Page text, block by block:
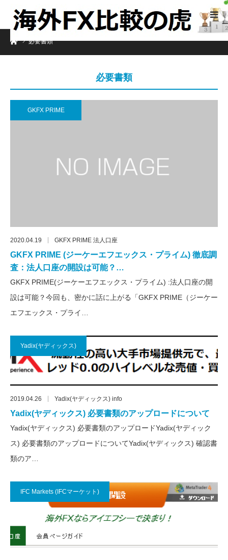
ホーム必要書類
必要書類
GKFX PRIME
2020.04.19 GKFX PRIME 法人口座
GKFX PRIME (ジーケーエフエックス・プライム) 徹底調
査：法人口座の開設は可能？…
GKFX PRIME(ジーケーエフエックス・プライム) :法人口座の開
設は可能？今回も、密かに話に上がる「GKFX PRIME（ジーケー
エフエックス・プライ…
Yadix(ヤディックス)
2019.04.26 Yadix(ヤディックス) info
Yadix(ヤディックス) 必要書類のアップロードについて
Yadix(ヤディックス) 必要書類のアップロードYadix(ヤディック
ス) 必要書類のアップロードについてYadix(ヤディックス) 確認書
類のア…
IFC Markets (IFCマーケット)